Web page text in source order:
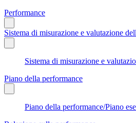
Performance
Sistema di misurazione e valutazione
Sistema di misurazione e
Piano della performance
Piano della performance/Piano